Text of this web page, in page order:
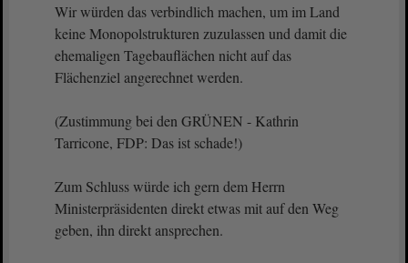
Wir würden das verbindlich machen, um im Land
keine Monopolstrukturen zuzulassen und damit die
ehemaligen Tagebauflächen nicht auf das
Flächenziel angerechnet werden.
(Zustimmung bei den GRÜNEN - Kathrin
Tarricone, FDP: Das ist schade!)
Zum Schluss würde ich gern dem Herrn
Ministerpräsidenten direkt etwas mit auf den Weg
geben, ihn direkt ansprechen.